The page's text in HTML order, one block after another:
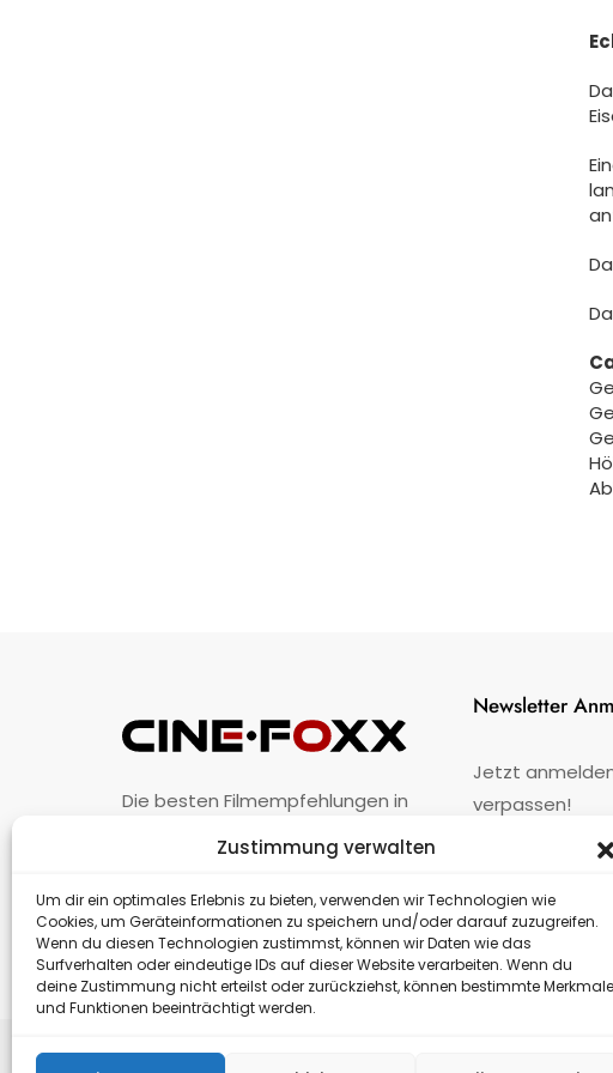
Zustimmung verwalten
Um dir ein optimales Erlebnis zu bieten, verwenden wir Technologien wie
Cookies, um Geräteinformationen zu speichern und/oder darauf zuzugreifen.
Wenn du diesen Technologien zustimmst, können wir Daten wie das
Surfverhalten oder eindeutige IDs auf dieser Website verarbeiten. Wenn du
deine Zustimmung nicht erteilst oder zurückziehst, können bestimmte Merkmale
und Funktionen beeinträchtigt werden.
Die besten Filmempfehlungen in
Unternehmen · Impressum · Kontakt
Newsletter
Jetzt
verpassen!
nicht gefunden.